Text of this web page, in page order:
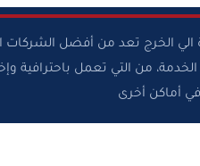
شركة نقل عفش من جدة الي الخرج تعد من أفضل
من التي تعمل باحترافية
أماكن أخرى